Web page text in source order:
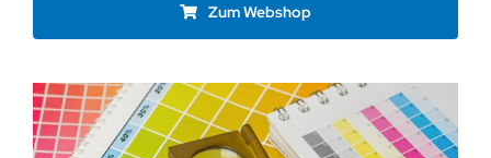
Zum Webshop